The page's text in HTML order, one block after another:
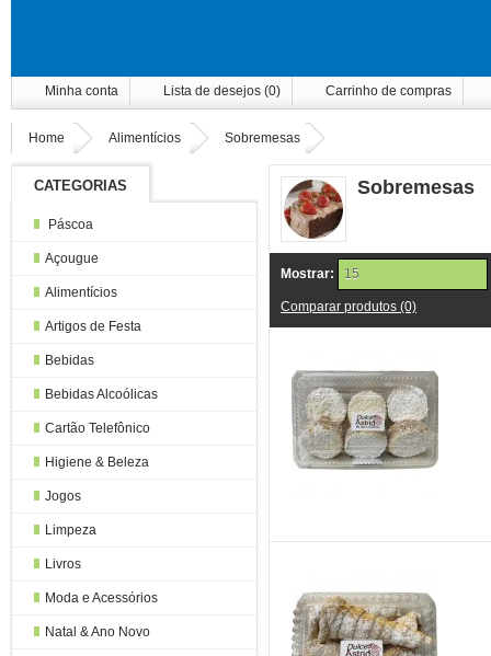
Minha conta Lista de desejos (0) Carrinho de compras
Home Alimentícios Sobremesas
CATEGORIAS
Páscoa
Açougue
Alimentícios
Artigos de Festa
Bebidas
Bebidas Alcoólicas
Cartão Telefônico
Higiene & Beleza
Jogos
Limpeza
Livros
Moda e Acessórios
Natal & Ano Novo
Sobremesas
Mostrar: 15
Comparar produtos (0)